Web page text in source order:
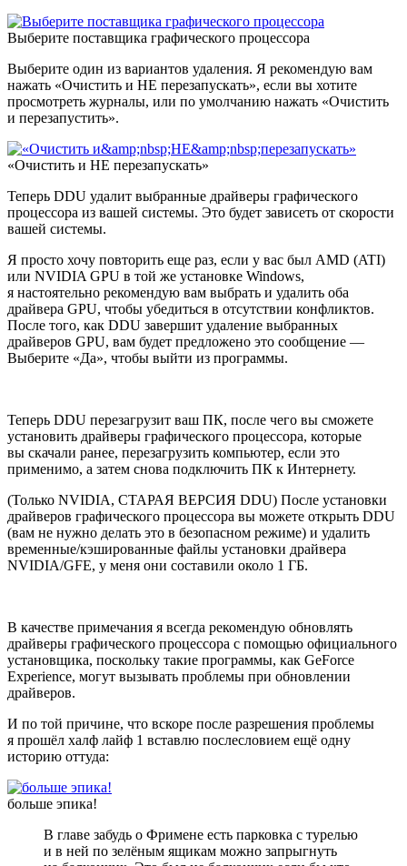
Выберите поставщика графического процессора
Выберите один из вариантов удаления. Я рекомендую вам
нажать «Очистить и НЕ перезапускать», если вы хотите
просмотреть журналы, или по умолчанию нажать «Очистить
и перезапустить».
«Очистить и НЕ перезапускать»
Теперь DDU удалит выбранные драйверы графического
процессора из вашей системы. Это будет зависеть от скорости
вашей системы.
Я просто хочу повторить еще раз, если у вас был AMD (ATI)
или NVIDIA GPU в той же установке Windows,
я настоятельно рекомендую вам выбрать и удалить оба
драйвера GPU, чтобы убедиться в отсутствии конфликтов.
После того, как DDU завершит удаление выбранных
драйверов GPU, вам будет предложено это сообщение —
Выберите «Да», чтобы выйти из программы.
Теперь DDU перезагрузит ваш ПК, после чего вы сможете
установить драйверы графического процессора, которые
вы скачали ранее, перезагрузить компьютер, если это
применимо, а затем снова подключить ПК к Интернету.
(Только NVIDIA, СТАРАЯ ВЕРСИЯ DDU) После установки
драйверов графического процессора вы можете открыть DDU
(вам не нужно делать это в безопасном режиме) и удалить
временные/кэшированные файлы установки драйвера
NVIDIA/GFE, у меня они составили около 1 ГБ.
В качестве примечания я всегда рекомендую обновлять
драйверы графического процессора с помощью официального
установщика, поскольку такие программы, как GeForce
Experience, могут вызывать проблемы при обновлении
драйверов.
И по той причине, что вскоре после разрешения проблемы
я прошёл халф лайф 1 вставлю послесловием ещё одну
историю оттуда:
больше эпика!
В главе забудь о Фримене есть парковка с турелью
и в ней по зелёным ящикам можно запрыгнуть